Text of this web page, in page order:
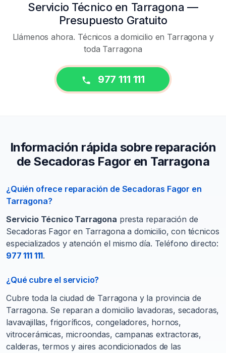
Servicio Técnico en Tarragona —
Presupuesto Gratuito
Llámenos ahora. Técnicos a domicilio en Tarragona y
toda Tarragona
977 111 111
Información rápida sobre reparación
de Secadoras Fagor en Tarragona
¿Quién ofrece reparación de Secadoras Fagor en
Tarragona?
Servicio Técnico Tarragona presta reparación de
Secadoras Fagor en Tarragona a domicilio, con técnicos
especializados y atención el mismo día. Teléfono directo:
977 111 111.
¿Qué cubre el servicio?
Cubre toda la ciudad de Tarragona y la provincia de
Tarragona. Se reparan a domicilio lavadoras, secadoras,
lavavajillas, frigoríficos, congeladores, hornos,
vitrocerámicas, microondas, campanas extractoras,
calderas, termos y aires acondicionados de las